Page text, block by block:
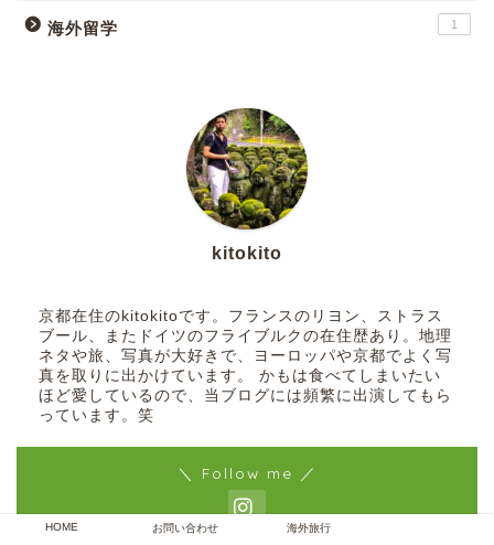
海外留学 1
kitokito
京都在住のkitokitoです。フランスのリヨン、ストラス
ブール、またドイツのフライブルクの在住歴あり。地理
ネタや旅、写真が大好きで、ヨーロッパや京都でよく写
真を取りに出かけています。 かもは食べてしまいたい
ほど愛しているので、当ブログには頻繁に出演してもら
っています。笑
＼ Follow me ／
HOME お問い合わせ 海外旅行